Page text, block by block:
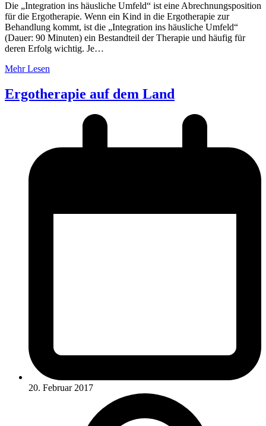
Die „Integration ins häusliche Umfeld“ ist eine Abrechnungsposition
für die Ergotherapie. Wenn ein Kind in die Ergotherapie zur
Behandlung kommt, ist die „Integration ins häusliche Umfeld“
(Dauer: 90 Minuten) ein Bestandteil der Therapie und häufig für
deren Erfolg wichtig. Je…
Mehr Lesen
Ergotherapie auf dem Land
20. Februar 2017